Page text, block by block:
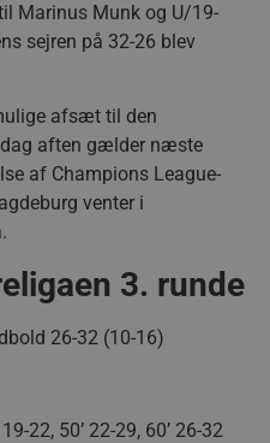
Marinus Munk og U/19-
sejren på 32-26 blev
afsæt til den
aften gælder næste
af Champions League-
venter i
3. runde
26-32 (10-16)
22, 50’ 22-29, 60’ 26-32
.youtube.com